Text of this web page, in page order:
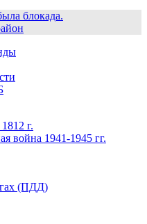
блокада.
г.
война 1941-1945 гг.
(ПДД)